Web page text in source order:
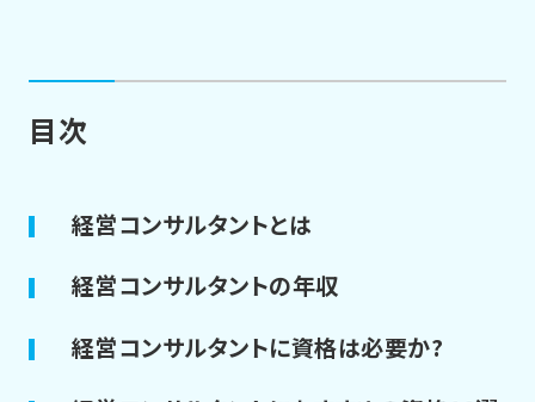
目次
経営コンサルタントとは
経営コンサルタントの年収
経営コンサルタントに資格は必要か?